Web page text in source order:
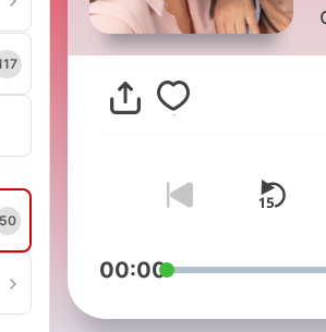
50
00:00